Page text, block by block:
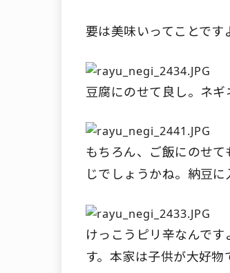
要は美味いってことです
豆腐にのせて良し。ネギ
もちろん、ご飯にのせ
じでしょうかね。納豆に
けっこうピリ辛なんで
す。本家は子供が大好物